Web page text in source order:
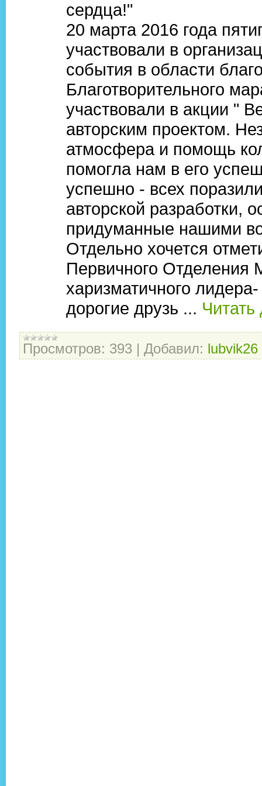
сердца!"
20 марта 2016 года
участвовали в
события в области
Благотворительного
участвовали в акции "
авторским проектом.
атмосфера и помощь
помогла нам в его
успешно - всех
авторской разработки,
придуманные нашими
Отдельно хочется
Первичного Отделения
харизматичного
дорогие друзь ...
Просмотров: 393 Добавил: lubvik26